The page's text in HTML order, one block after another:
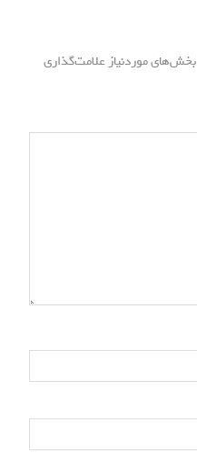
بخش‌های موردنیاز علامت‌گذاری